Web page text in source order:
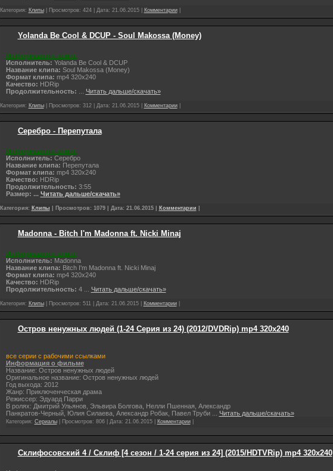
Категория: Клипы| Просмотров: 424 | Дата: 21.06.2015| Комментарии|
Yolanda Be Cool & DCUP - Soul Makossa (Money)
Информация о клипе
Исполнитель: Yolanda Be Cool & DCUP
Название клипа: Soul Makossa (Money)
Формат клипа: mp4 320x240
Качество: НDRip
Продолжительность:
Читать дальше/скачать»
Категория: Клипы| Просмотров: 312 | Дата: 21.06.2015| Комментарии|
Серебро - Перепутала
Информация о клипе
Исполнитель: Серебро
Название клипа: Перепутала
Формат клипа: mp4 320x240
Качество: НDRip
Продолжительность: 3:55
Размер: ... Читать дальше/скачать»
Категория: Клипы | Просмотров: 1079 | Дата: 21.06.2015| Комментарии
Madonna - Bitch I'm Madonna ft. Nicki Minaj
Информация о клипе
Исполнитель: Madonna
Название клипа: Bitch I'm Madonna ft. Nicki Minaj
Формат клипа: mp4 320x240
Качество: НDRip
Продолжительность: 4 Читать дальше/скачать»
Категория: Клипы| Просмотров: 511 | Дата: 21.06.2015| Комментарии|
Остров ненужных людей (1-24 Серия из 24) (2012/DVDRip) mp4 320х240
все серии с рабочими ссылками
Информация о фильме
Название: Остров ненужных людей
Оригинальное название: Остров ненужных людей
Год выхода: 2012
Жанр: Приключенческая драма
Режиссер: Эдуард Парри
В ролях: Дмитрий Ульянов, Эльвира Болгова, Нелли Пшенная, Александр
Панкратов-Черный, Юлия Силаева, Александр Робак, Павел Труби
Читать дальше/скачать»
Категория: Сериалы| Просмотров: 806 | Дата: 21.06.2015| Комментарии|
Склифосовский 4 / Склиф [4 сезон / 1-24 серия из 24] (2015/HDTVRip) mp4 320х240